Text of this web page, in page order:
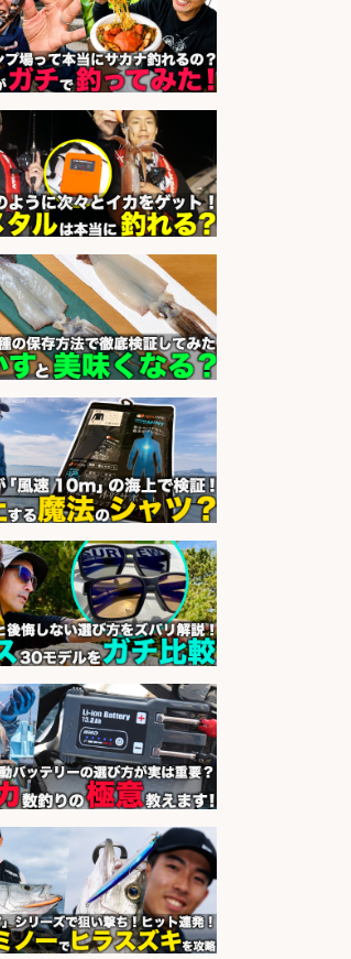
・営業アシスタント/
歩6分/「時給1,300
あり×残業なし×土日
社ホットスタッフ滋賀
sponsored by 求人ボックス
・懐石料理/店長・店
感が満載!魚の価値を
ンタメで地域を元気に!
いとおかし 魚と肴 いとお
sponsored by 求人ボックス
・懐石料理/店長・店
知る大人の隠れ家!魚
、地域を元気に!店長候
らかぶ 酒場あらかぶ
sponsored by 求人ボックス
日収入/製造スタッフ/
「時給1,600円」入社
転車部品や釣り具の
の工場/未経験歓迎
ルファクトリーパートナ
式会社
sponsored by 求人ボックス
日収入/製造スタッフ/
「時給1,600円」日払
金10万円/堺市堺区の